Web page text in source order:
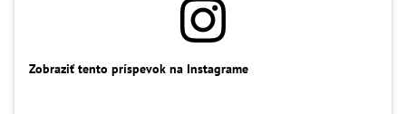
Zobraziť tento príspevok na Instagrame